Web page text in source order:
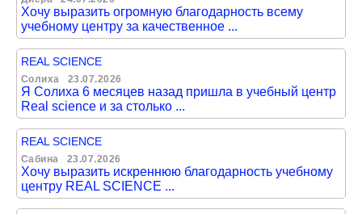
Хочу выразить огромную благодарность всему
учебному центру за качественное ...
REAL SCIENCE
Солиха 23.07.2026
Я Солиха 6 месяцев назад пришла в учебный центр
Real science и за столько ...
REAL SCIENCE
Сабина 23.07.2026
Хочу выразить искреннюю благодарность учебному
центру REAL SCIENCE ...